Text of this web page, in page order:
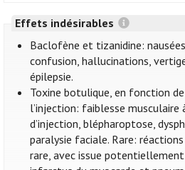
Effets indésirables
Baclofène et tizanidine:
confusion, hallucinations,
épilepsie.
Toxine botulique, en fonction
l’injection: faiblesse musculaire
d’injection, blépharoptose,
paralysie faciale. Rare:
rare, avec issue